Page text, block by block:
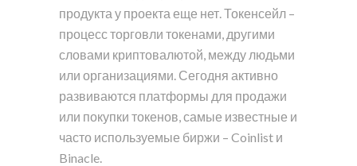
продукта у проекта еще нет. Токенсейл –
процесс торговли токенами, другими
словами криптовалютой, между людьми
или организациями. Сегодня активно
развиваются платформы для продажи
или покупки токенов, самые известные и
часто используемые биржи – Coinlist и
Binacle.